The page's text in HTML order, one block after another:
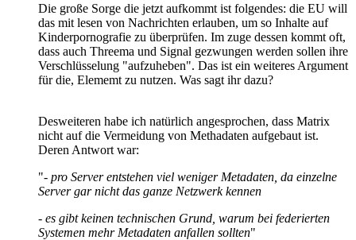
Die große Sorge die jetzt aufkommt ist folgendes: die EU will
das mit lesen von Nachrichten erlauben, um so Inhalte auf
Kinderpornografie zu überprüfen. Im zuge dessen kommt oft,
dass auch Threema und Signal gezwungen werden sollen ihre
Verschlüsselung "aufzuheben". Das ist ein weiteres Argument
für die, Elememt zu nutzen. Was sagt ihr dazu?
Desweiteren habe ich natürlich angesprochen, dass Matrix
nicht auf die Vermeidung von Methadaten aufgebaut ist.
Deren Antwort war:
"- pro Server entstehen viel weniger Metadaten, da einzelne
Server gar nicht das ganze Netzwerk kennen
- es gibt keinen technischen Grund, warum bei federierten
Systemen mehr Metadaten anfallen sollten"